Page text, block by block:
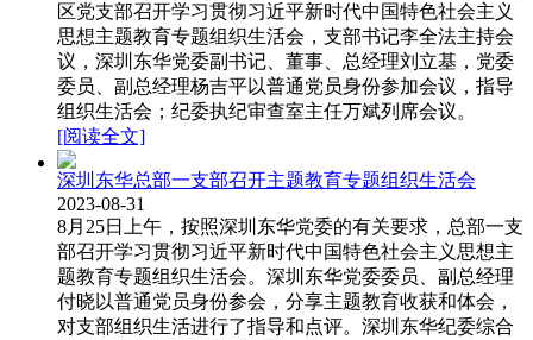
区党支部召开学习贯彻习近平新时代中国特色社会主义
思想主题教育专题组织生活会，支部书记李全法主持会
议，深圳东华党委副书记、董事、总经理刘立基，党委
委员、副总经理杨吉平以普通党员身份参加会议，指导
组织生活会；纪委执纪审查室主任万斌列席会议。
[阅读全文]
深圳东华总部一支部召开主题教育专题组织生活会
2023-08-31
8月25日上午，按照深圳东华党委的有关要求，总部一支
部召开学习贯彻习近平新时代中国特色社会主义思想主
题教育专题组织生活会。深圳东华党委委员、副总经理
付晓以普通党员身份参会，分享主题教育收获和体会，
对支部组织生活进行了指导和点评。深圳东华纪委综合